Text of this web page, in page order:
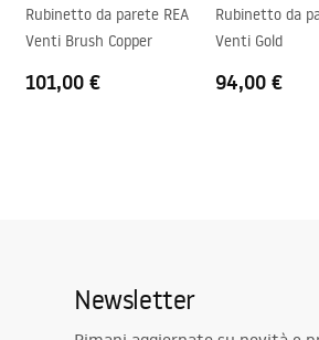
Rubinetto da parete REA
Venti Brush Copper
101,00 €
Rubinetto da
Venti Gold
94,00 €
Newsletter